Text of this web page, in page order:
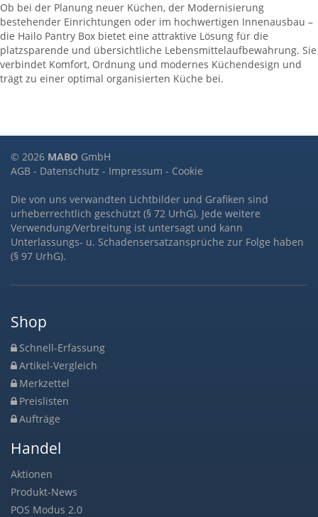
Ob bei der Planung neuer Küchen, der Modernisierung
bestehender Einrichtungen oder im hochwertigen Innenausbau –
die Hailo Pantry Box bietet eine attraktive Lösung für die
platzsparende und übersichtliche Lebensmittelaufbewahrung. Sie
verbindet Komfort, Ordnung und modernes Küchendesign und
trägt zu einer optimal organisierten Küche bei.
© 2026 MABO GmbH
AGB - Datenschutz - Impressum - Cookie
Die von uns verwandten Lichtbilder und Grafiken sind
urheberrechtlich geschützt (§ 72 UrhG). Jede weitere
Verwendung/Verbreitung ist untersagt und kann
Unterlassungs- u. Schadensersatzansprüche zur Folge haben
(§ 97 UrhG).
Shop
Schnell-Erfassung
Artikel-Vergleich
Merkzettel
Preislisten
Aufträge
Handel
Aktionen
Produkt-News
POS Modus 2.0